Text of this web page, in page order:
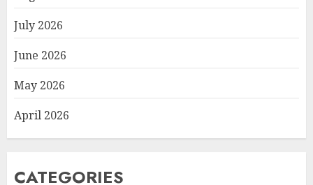
July 2026
June 2026
May 2026
April 2026
CATEGORIES